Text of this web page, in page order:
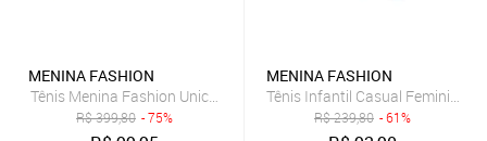
MENINA FASHION
Tênis Menina Fashion Unicórnio Casual Infantil Botinha Rosa
R$399,80 - 75%
MENINA FASHION
Tênis Infantil Casual Feminino
R$239,80 - 61%